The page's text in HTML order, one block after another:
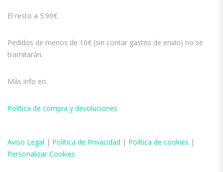
El resto a 5.99€
Pedidos de menos de 10€ (sin contar gastos de envío) no se
tramitarán.
Más info en:
Política de compra y devoluciones
Aviso Legal | Política de Privacidad | Política de cookies |
Personalizar Cookies